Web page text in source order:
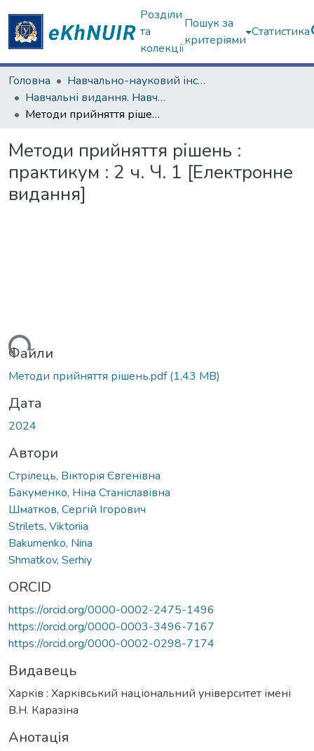
Розділи
та
колекції
Пошук за
критеріями
Статистика
Головна
Навчально-науковий інститут комп'ютерних наук та штучного інтелекту
Навчальні видання. Навчально-науковий інститут комп'ютерних наук та штучного інтелекту
Методи прийняття рішень : практикум : 2 ч. Ч. 1 [Електронне видання]
Методи прийняття рішень :
практикум : 2 ч. Ч. 1 [Електронне
видання]
Файли
Методи прийняття рішень.pdf(1,43 MB)
Дата
2024
Автори
Стрілець, Вікторія Євгенівна
Бакуменко, Ніна Станіславівна
Шматков, Сергій Ігорович
Strilets, Viktoriia
Bakumenko, Nina
Shmatkov, Serhiy
ORCID
https://orcid.org/0000-0002-2475-1496
https://orcid.org/0000-0003-3496-7167
https://orcid.org/0000-0002-0298-7174
Видавець
Харків : Харківський національний університет імені
В.Н. Каразіна
Анотація